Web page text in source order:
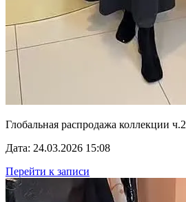
Глобальная распродажа коллекции ч.2
Дата: 24.03.2026 15:08
Перейти к записи